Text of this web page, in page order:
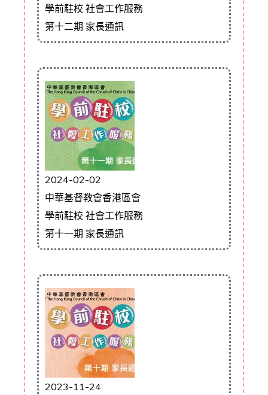
學前駐校 社會工作服務
第十二期 家長通訊
2024-02-02
中華基督教會香港區會
學前駐校 社會工作服務
第十一期 家長通訊
2023-11-24